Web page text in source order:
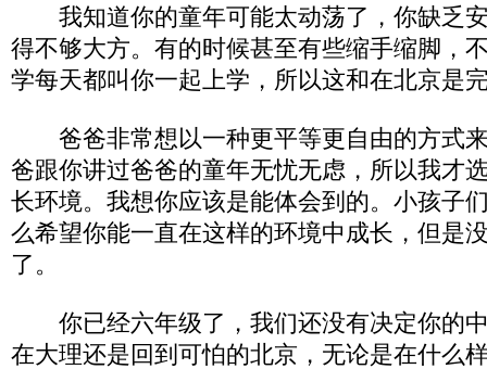
我知道你的童年可能太动荡了，你缺乏
得不够大方。有的时候甚至有些缩手缩脚，
学每天都叫你一起上学，所以这和在北京是
爸爸非常想以一种更平等更自由的方式
爸跟你讲过爸爸的童年无忧无虑，所以我才
长环境。我想你应该是能体会到的。小孩子
么希望你能一直在这样的环境中成长，但是
了。
你已经六年级了，我们还没有决定你的
在大理还是回到可怕的北京，无论是在什么